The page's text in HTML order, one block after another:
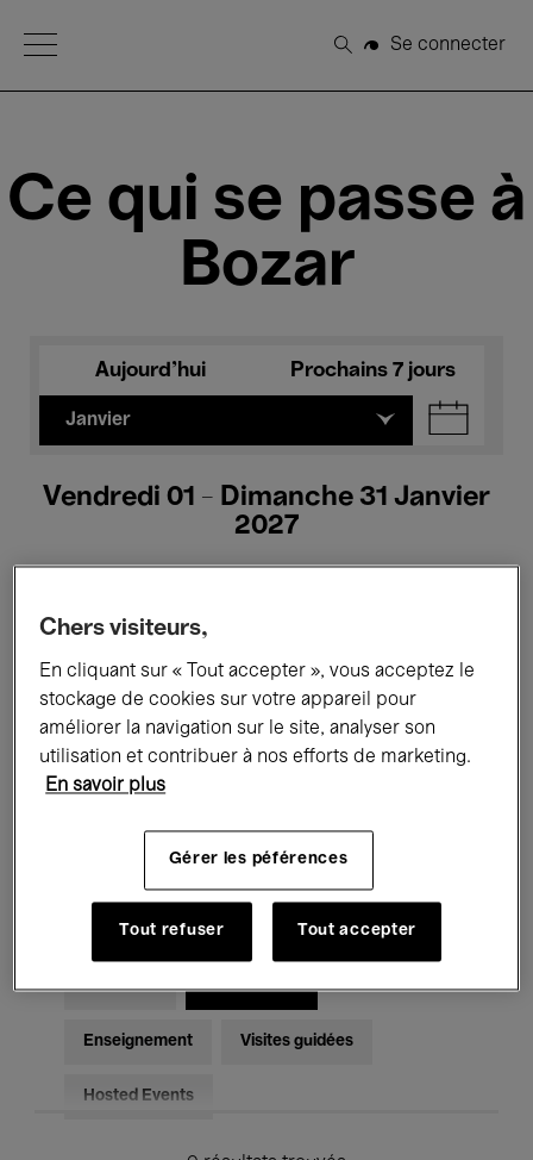
Open Menu
Rechercher
Se connecter
Ce qui se passe à
Bozar
Aujourd'hui Prochains 7 jours
Janvier
Vendredi 01 - Dimanche 31 Janvier
2027
Tous les événements Concerts
Expositions Films Performances
Rencontres & Débats
Musique classique Global Music
Musique électronique
Pour tous Kids’ Palace
Enseignement Visites guidées
Hosted Events
Chers visiteurs,
En cliquant sur « Tout accepter », vous acceptez le
stockage de cookies sur votre appareil pour
améliorer la navigation sur le site, analyser son
utilisation et contribuer à nos efforts de marketing.
En savoir plus
Gérer les péférences
Tout refuser Tout accepter